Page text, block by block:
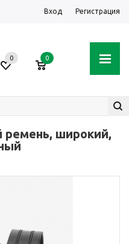
Вход Регистрация
0 0
широкий,